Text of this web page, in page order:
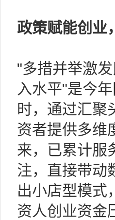
政策赋能创业
"多措并举激
入水平"是今
时，通过汇聚
资者提供多维
来，已累计服
注，直接带动
出小店型模式
资人创业资金